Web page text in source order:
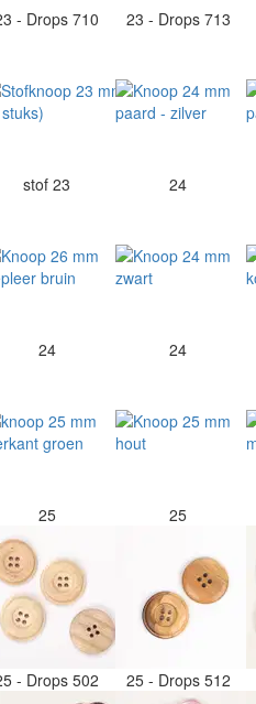
- Drops 710 23 - Drops 713
stof 23 24
24 24
25 25
- Drops 502 25 - Drops 512